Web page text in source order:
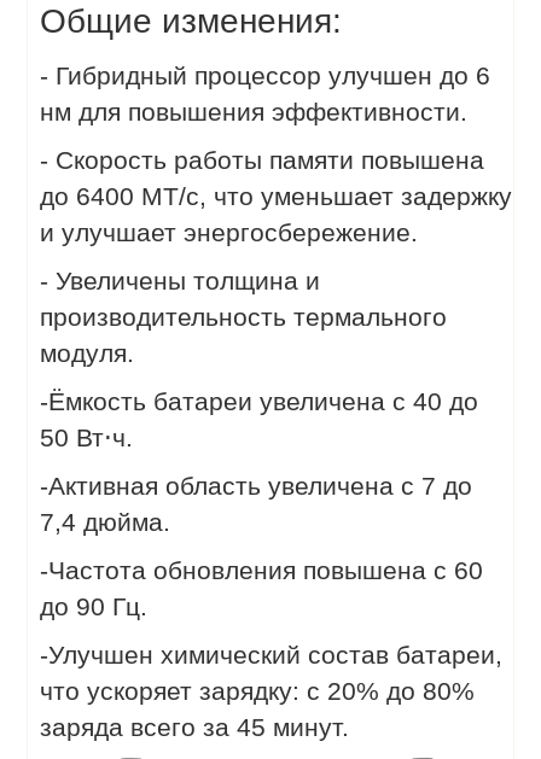
Общие изменения:
- Гибридный процессор улучшен до 6
нм для повышения эффективности.
- Скорость работы памяти повышена
до 6400 МТ/с, что уменьшает задержку
и улучшает энергосбережение.
- Увеличены толщина и
производительность термального
модуля.
-Ёмкость батареи увеличена с 40 до
50 Вт⋅ч.
-Активная область увеличена с 7 до
7,4 дюйма.
-Частота обновления повышена с 60
до 90 Гц.
-Улучшен химический состав батареи,
что ускоряет зарядку: с 20% до 80%
заряда всего за 45 минут.